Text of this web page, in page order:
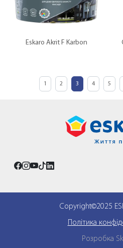
Eskaro Akrit F Karbon
1 2 3 4 5
Copyright©2025
Політика
Розробка